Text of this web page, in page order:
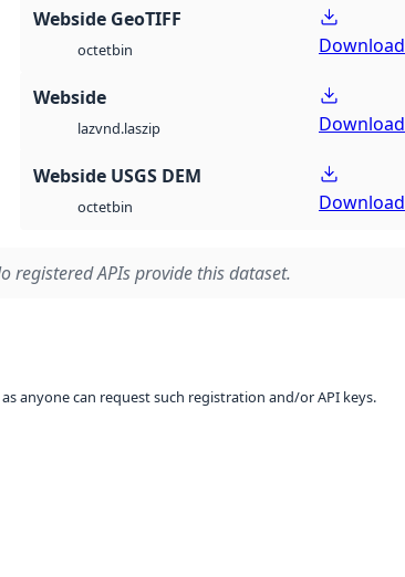
Webside GeoTIFF
octetbin Download
Webside
lazvnd.laszip Download
Webside USGS DEM
octetbin Download
registered APIs provide this dataset.
anyone can request such registration and/or API keys.